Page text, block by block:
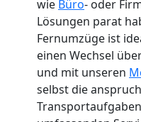
wie Büro- oder
Lösungen parat
Fernumzüge ist
einen Wechsel
und mit unseren
selbst die